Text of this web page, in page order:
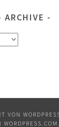
ARCHIVE
VON
WORDPRESS.COM